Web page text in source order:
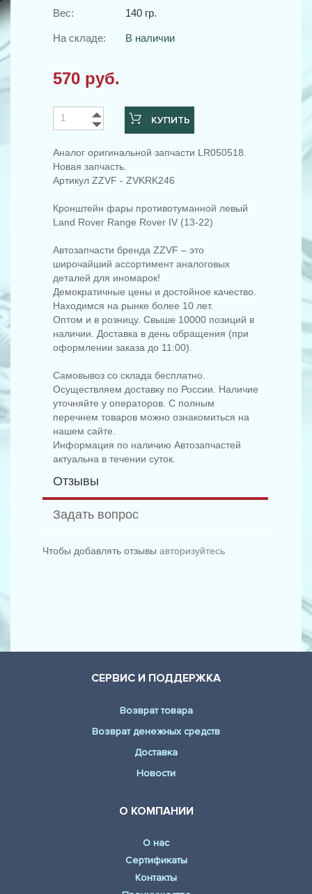
Вес: 140 гр.
На складе: В наличии
570 руб.
КУПИТЬ
Аналог оригинальной запчасти LR050518.
Новая запчасть.
Артикул ZZVF - ZVKRK246
Кронштейн фары противотуманной левый
Land Rover Range Rover IV (13-22)
Автозапчасти бренда ZZVF – это
широчайший ассортимент аналоговых
деталей для иномарок!
Демократичные цены и достойное качество.
Находимся на рынке более 10 лет.
Оптом и в розницу. Свыше 10000 позиций в
наличии. Доставка в день обращения (при
оформлении заказа до 11:00).
Самовывоз со склада бесплатно.
Осуществляем доставку по России. Наличие
уточняйте у операторов. С полным
перечнем товаров можно ознакомиться на
нашем сайте.
Информация по наличию Автозапчастей
актуальна в течении суток.
Отзывы
Задать вопрос
Чтобы добавлять отзывы авторизуйтесь
СЕРВИС И ПОДДЕРЖКА
Возврат товара
Возврат денежных средств
Доставка
Новости
О КОМПАНИИ
О нас
Сертификаты
Контакты